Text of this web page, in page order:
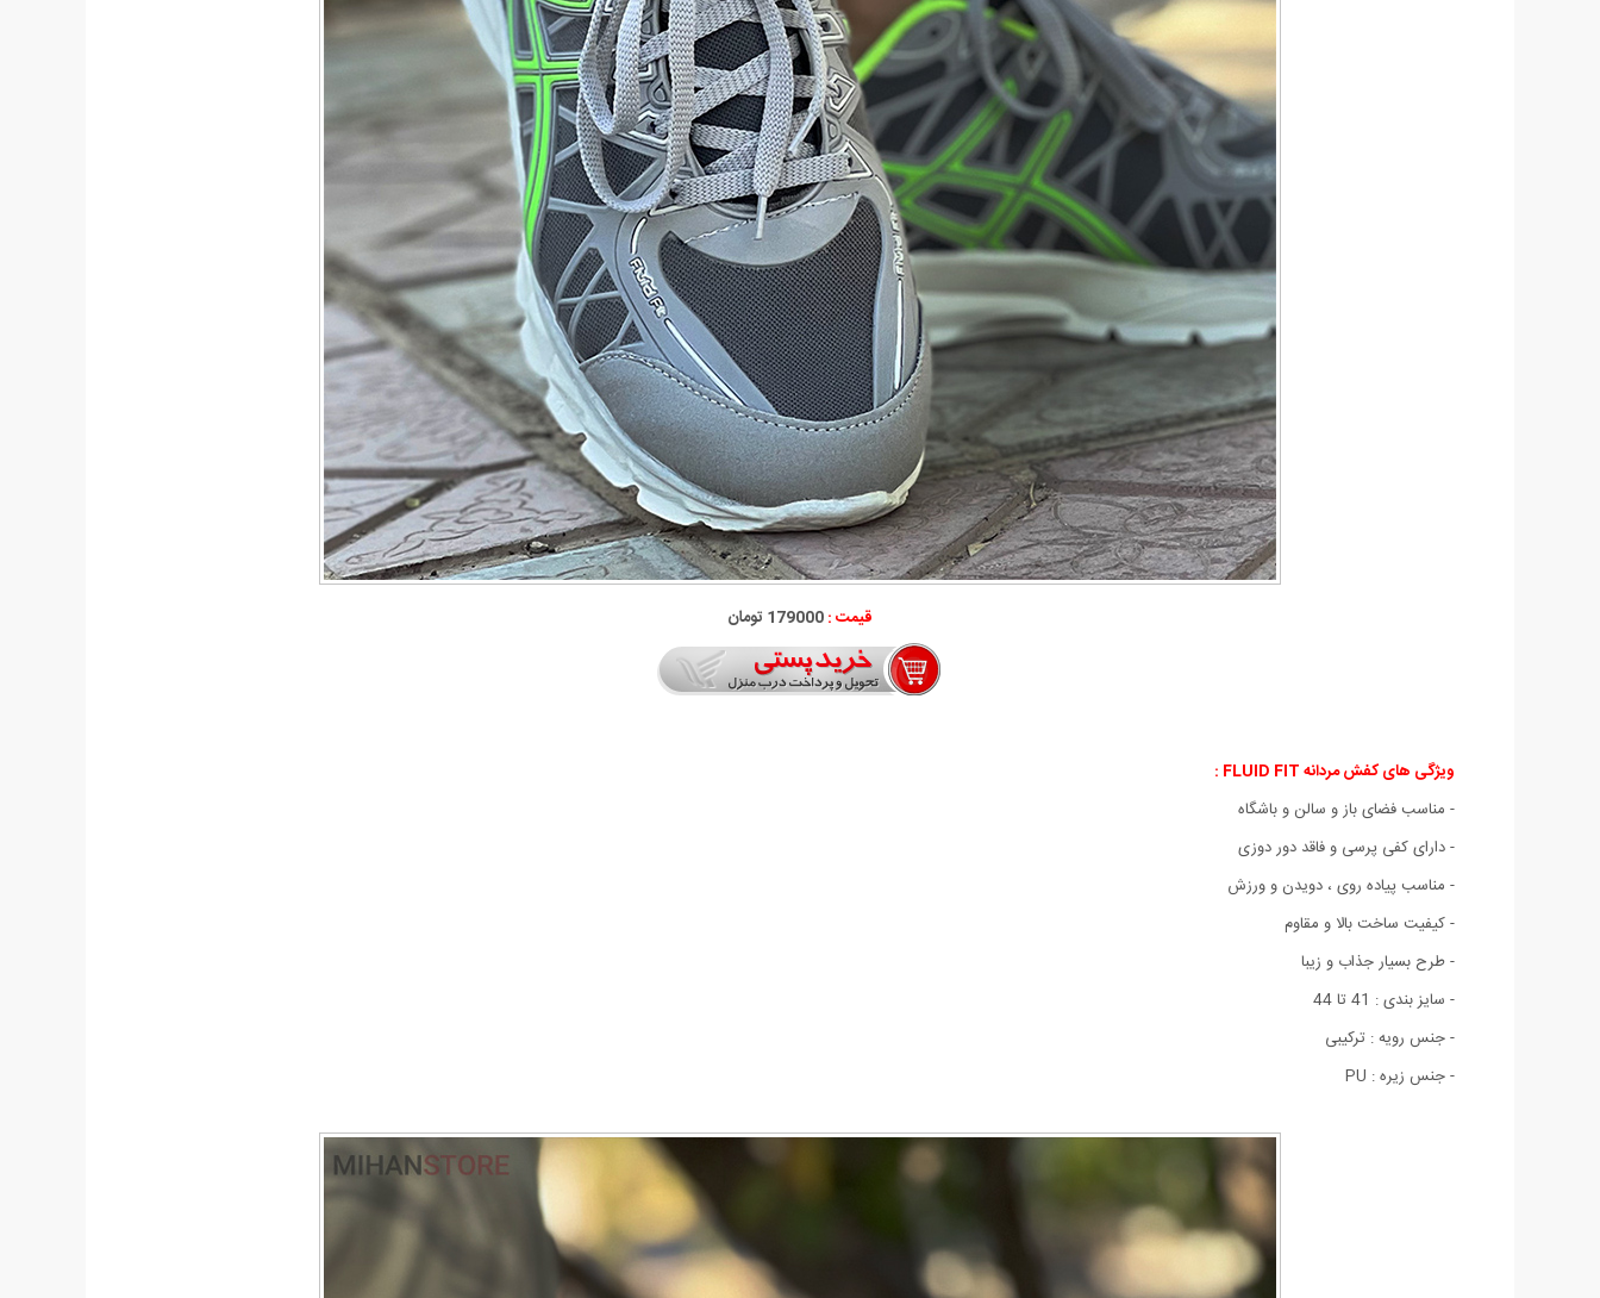
قیمت :179000 تومان
ویژگی های کفش مردانه FLUID FIT
:
- مناسب فضای باز و سالن و باشگاه
- دارای کفی پرسی و فاقد دور دوزی
- مناسب پیاده روی ، دویدن و ورزش
- کیفیت ساخت بالا و مقاوم
- طرح بسیار جذاب و زیبا
- سایز بندی : 41 تا 44
- جنس رویه : ترکیبی
- جنس زیره : PU